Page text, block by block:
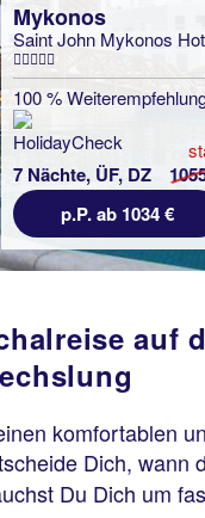
Mykonos
Saint John Mykonos
100 %
7 Nächte, ÜF, DZ
p.P. ab 1034 €
auf
komfortablen
Dich, wann
Du Dich um